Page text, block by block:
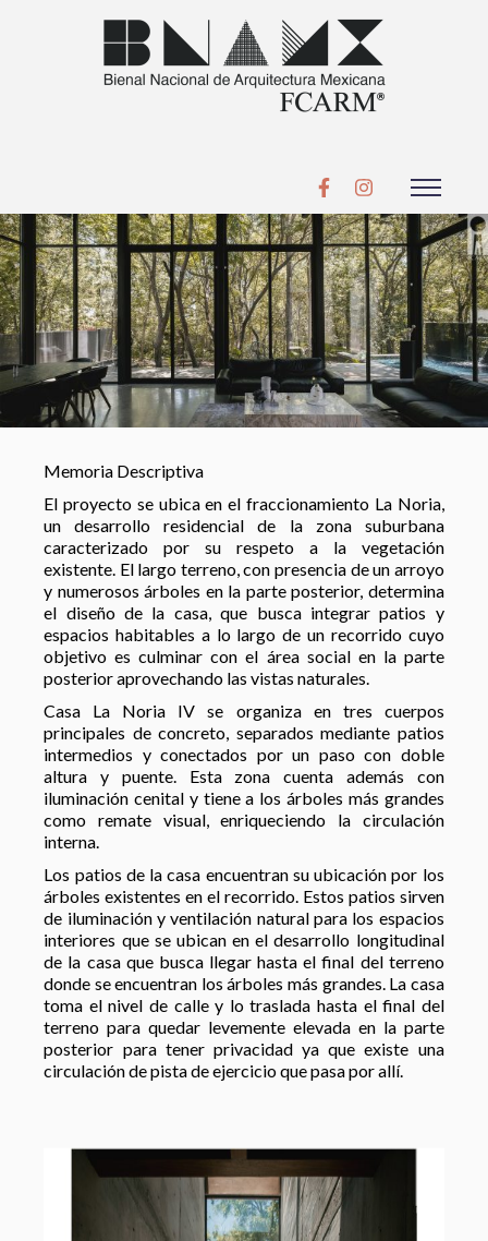
Memoria Descriptiva
El proyecto se ubica en el fraccionamiento La Noria,
un desarrollo residencial de la zona suburbana
caracterizado por su respeto a la vegetación
existente. El largo terreno, con presencia de un arroyo
y numerosos árboles en la parte posterior, determina
el diseño de la casa, que busca integrar patios y
espacios habitables a lo largo de un recorrido cuyo
objetivo es culminar con el área social en la parte
posterior aprovechando las vistas naturales.
Casa La Noria IV se organiza en tres cuerpos
principales de concreto, separados mediante patios
intermedios y conectados por un paso con doble
altura y puente. Esta zona cuenta además con
iluminación cenital y tiene a los árboles más grandes
como remate visual, enriqueciendo la circulación
interna.
Los patios de la casa encuentran su ubicación por los
árboles existentes en el recorrido. Estos patios sirven
de iluminación y ventilación natural para los espacios
interiores que se ubican en el desarrollo longitudinal
de la casa que busca llegar hasta el final del terreno
donde se encuentran los árboles más grandes. La casa
toma el nivel de calle y lo traslada hasta el final del
terreno para quedar levemente elevada en la parte
posterior para tener privacidad ya que existe una
circulación de pista de ejercicio que pasa por allí.